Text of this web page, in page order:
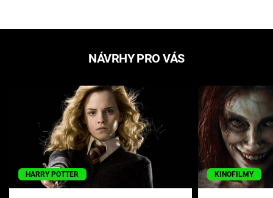
NÁVRHY PRO VÁS
HARRY POTTER KINOFILMY